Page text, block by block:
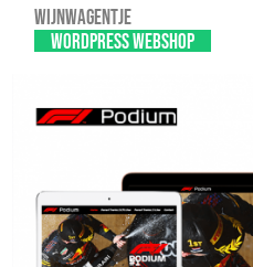
Wijnwagentje
WordPress webshop